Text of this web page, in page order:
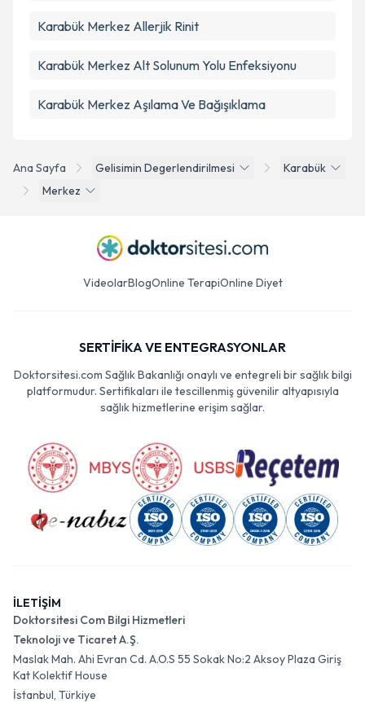
Ana Sayfa Gelisimin Degerlendirilmesi
Karabük
Merkez
Karabük Merkez Allerjik Rinit
Karabük Merkez Alt Solunum Yolu Enfeksiyonu
Karabük Merkez Aşılama Ve Bağışıklama
VideolarBlogOnline TerapiOnline Diyet
SERTİFİKA VE ENTEGRASYONLAR
Doktorsitesi.com Sağlık Bakanlığı onaylı ve entegreli bir sağlık bilgi
platformudur. Sertifikaları ile tescillenmiş güvenilir altyapısıyla
sağlık hizmetlerine erişim sağlar.
İLETİŞİM
Doktorsitesi Com Bilgi Hizmetleri
Teknoloji ve Ticaret A.Ş.
Maslak Mah. Ahi Evran Cd. A.O.S 55 Sokak No:2 Aksoy Plaza Giriş
Kat Kolektif House
İstanbul, Türkiye